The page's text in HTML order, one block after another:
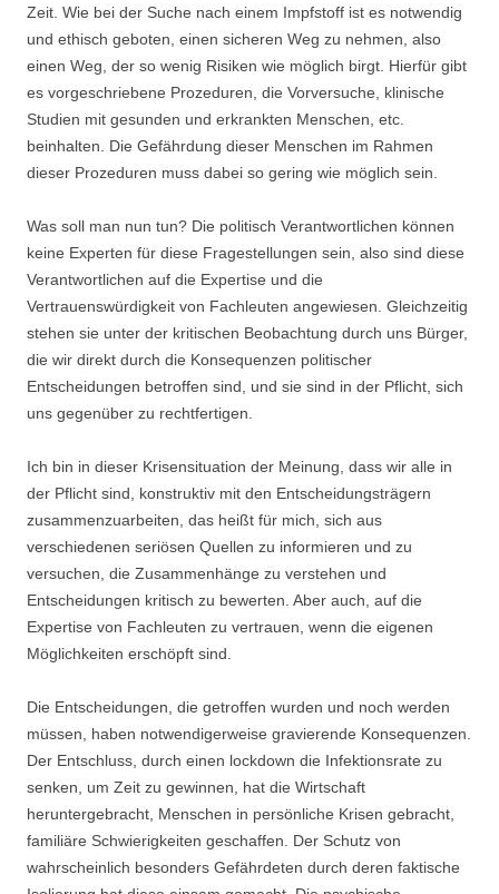
Zeit. Wie bei der Suche nach einem Impfstoff ist es notwendig
und ethisch geboten, einen sicheren Weg zu nehmen, also
einen Weg, der so wenig Risiken wie möglich birgt. Hierfür gibt
es vorgeschriebene Prozeduren, die Vorversuche, klinische
Studien mit gesunden und erkrankten Menschen, etc.
beinhalten. Die Gefährdung dieser Menschen im Rahmen
dieser Prozeduren muss dabei so gering wie möglich sein.
Was soll man nun tun? Die politisch Verantwortlichen können
keine Experten für diese Fragestellungen sein, also sind diese
Verantwortlichen auf die Expertise und die
Vertrauenswürdigkeit von Fachleuten angewiesen. Gleichzeitig
stehen sie unter der kritischen Beobachtung durch uns Bürger,
die wir direkt durch die Konsequenzen politischer
Entscheidungen betroffen sind, und sie sind in der Pflicht, sich
uns gegenüber zu rechtfertigen.
Ich bin in dieser Krisensituation der Meinung, dass wir alle in
der Pflicht sind, konstruktiv mit den Entscheidungsträgern
zusammenzuarbeiten, das heißt für mich, sich aus
verschiedenen seriösen Quellen zu informieren und zu
versuchen, die Zusammenhänge zu verstehen und
Entscheidungen kritisch zu bewerten. Aber auch, auf die
Expertise von Fachleuten zu vertrauen, wenn die eigenen
Möglichkeiten erschöpft sind.
Die Entscheidungen, die getroffen wurden und noch werden
müssen, haben notwendigerweise gravierende Konsequenzen.
Der Entschluss, durch einen lockdown die Infektionsrate zu
senken, um Zeit zu gewinnen, hat die Wirtschaft
heruntergebracht, Menschen in persönliche Krisen gebracht,
familiäre Schwierigkeiten geschaffen. Der Schutz von
wahrscheinlich besonders Gefährdeten durch deren faktische